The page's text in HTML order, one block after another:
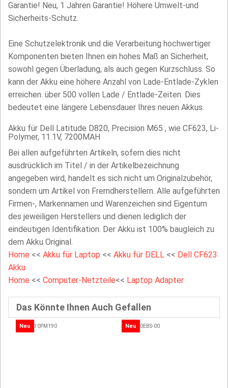
Garantie! Neu, 1 Jahren Garantie! Höhere Umwelt-und
Sicherheits-Schutz.
Eine Schutzelektronik und die Verarbeitung hochwertiger
Komponenten bieten Ihnen ein hohes Maß an Sicherheit,
sowohl gegen Überladung, als auch gegen Kurzschluss. So
kann der Akku eine höhere Anzahl von Lade-Entlade-Zyklen
erreichen. über 500 vollen Lade / Entlade-Zeiten. Dies
bedeutet eine längere Lebensdauer Ihres neuen Akkus.
Akku für Dell Latitude D820, Precision M65 , wie CF623, Li-
Polymer, 11.1V, 7200MAH
Bei allen aufgeführten Artikeln, sofern dies nicht
ausdrücklich im Titel / in der Artikelbezeichnung
angegeben wird, handelt es sich nicht um Originalzubehör,
sondern um Artikel von Fremdherstellern. Alle aufgeführten
Firmen-, Markennamen und Warenzeichen sind Eigentum
des jeweiligen Herstellers und dienen lediglich der
eindeutigen Identifikation. Der Akku ist 100% baugleich zu
dem Akku Original.
Home << Akku für Laptop << Akku für DELL << Dell CF623
Akku
Home << Computer-Netzteile<< Laptop Adapter
Das Könnte Ihnen Auch Gefallen
Neu Neu